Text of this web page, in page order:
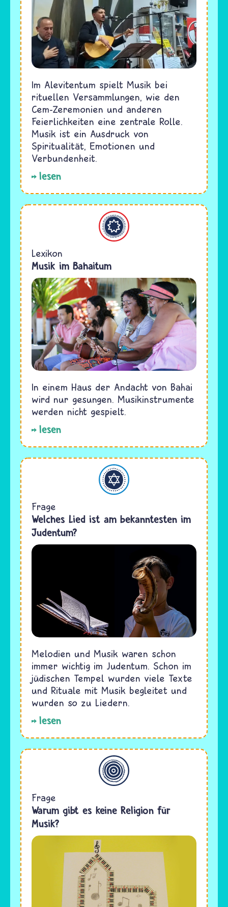
Im Alevitentum spielt Musik bei
rituellen Versammlungen, wie den
Cem-Zeremonien und anderen
Feierlichkeiten eine zentrale Rolle.
Musik ist ein Ausdruck von
Spiritualität, Emotionen und
Verbundenheit.
lesen
Bahaitum
Lexikon
Musik im Bahaitum
In einem Haus der Andacht von Bahai
wird nur gesungen. Musikinstrumente
werden nicht gespielt.
lesen
Judentum
Frage
Welches Lied ist am bekanntesten im
Judentum?
Melodien und Musik waren schon
immer wichtig im Judentum. Schon im
jüdischen Tempel wurden viele Texte
und Rituale mit Musik begleitet und
wurden so zu Liedern.
lesen
Allgemein
Frage
Warum gibt es keine Religion für
Musik?